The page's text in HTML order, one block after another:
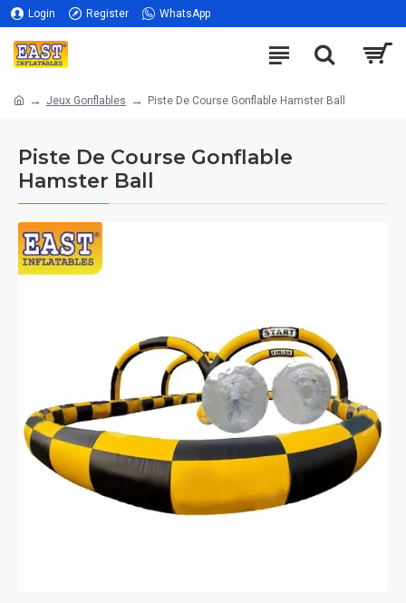
Login Register WhatsApp
Jeux Gonflables Piste De Course Gonflable Hamster Ball
Piste De Course Gonflable
Hamster Ball